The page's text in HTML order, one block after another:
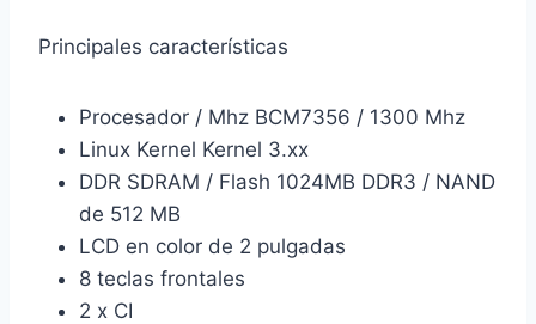
Principales características
Procesador / Mhz BCM7356 / 1300 Mhz
Linux Kernel Kernel 3.xx
DDR SDRAM / Flash 1024MB DDR3 / NAND
de 512 MB
LCD en color de 2 pulgadas
8 teclas frontales
2 x CI